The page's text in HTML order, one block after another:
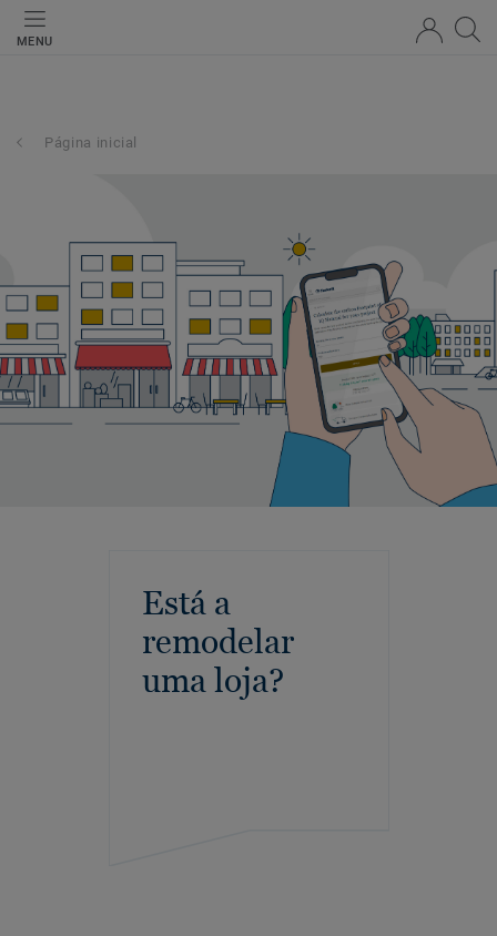
MENU
Página inicial
Está a
remodelar
uma loja?